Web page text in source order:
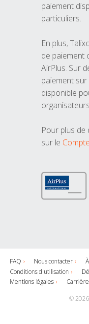
paiement
particuliers.
En plus,
de paiement
AirPlus. Sur
paiement
disponible
Pour plus de
sur le
FAQ Nous contacter
Conditions d'utilisation
Mentions légales
©